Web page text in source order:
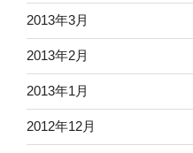
2013年3月
2013年2月
2013年1月
2012年12月